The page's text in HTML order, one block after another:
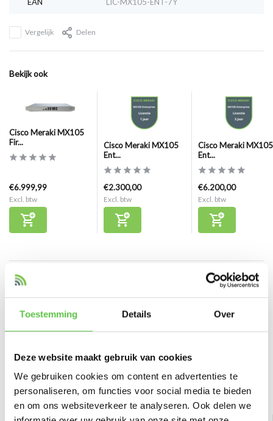
Toestemming Details Over
Deze website maakt gebruik van cookies
We gebruiken cookies om content en advertenties te
personaliseren, om functies voor social media te bieden
en om ons websiteverkeer te analyseren. Ook delen we
Vergelijk Delen
Bekijk ook
Cisco Meraki MX105
Fir...
€6.999,99
Excl. btw
Cisco Meraki MX105
Ent...
€2.300,00
Excl. btw
Cisco Meraki MX105
Ent...
€6.200,00
Excl. btw
Reviews
Er zijn nog geen reviews geschreven over dit product..
Schrijf je eigen review
Bekijk ook